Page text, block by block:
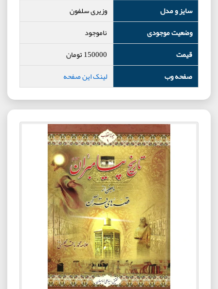
سایز و مدل
وزیری سلفون
وضعیت موجودی
ناموجود
قیمت
150000تومان
صفحه وب
لینک این صفحه